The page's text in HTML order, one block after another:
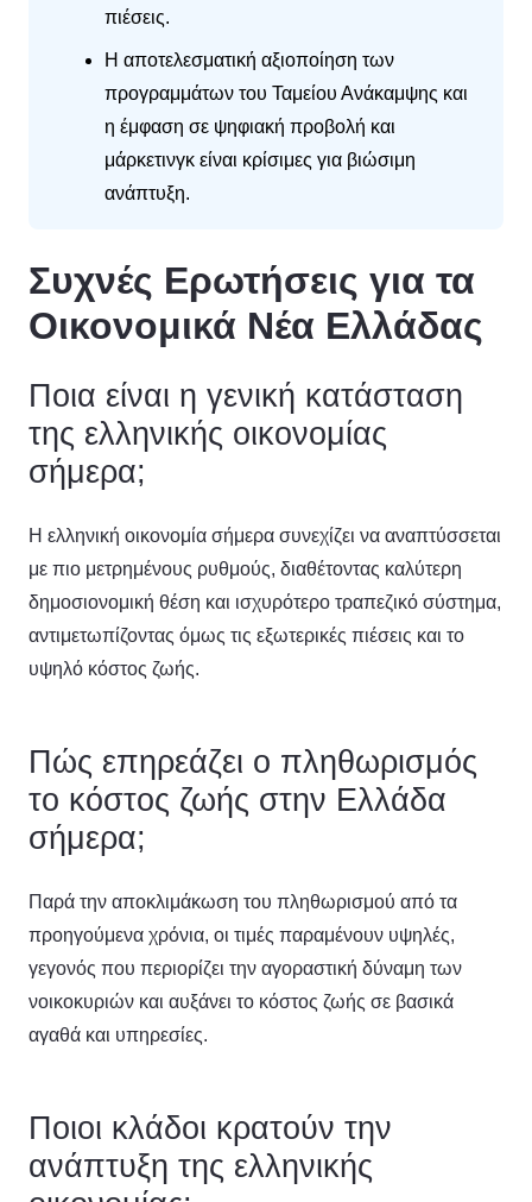
πιέσεις.
Η αποτελεσματική αξιοποίηση των
προγραμμάτων του Ταμείου Ανάκαμψης και
η έμφαση σε ψηφιακή προβολή και
μάρκετινγκ είναι κρίσιμες για βιώσιμη
ανάπτυξη.
Συχνές Ερωτήσεις για τα
Οικονομικά Νέα Ελλάδας
Ποια είναι η γενική κατάσταση
της ελληνικής οικονομίας
σήμερα;
Η ελληνική οικονομία σήμερα συνεχίζει να αναπτύσσεται
με πιο μετρημένους ρυθμούς, διαθέτοντας καλύτερη
δημοσιονομική θέση και ισχυρότερο τραπεζικό σύστημα,
αντιμετωπίζοντας όμως τις εξωτερικές πιέσεις και το
υψηλό κόστος ζωής.
Πώς επηρεάζει ο πληθωρισμός
το κόστος ζωής στην Ελλάδα
σήμερα;
Παρά την αποκλιμάκωση του πληθωρισμού από τα
προηγούμενα χρόνια, οι τιμές παραμένουν υψηλές,
γεγονός που περιορίζει την αγοραστική δύναμη των
νοικοκυριών και αυξάνει το κόστος ζωής σε βασικά
αγαθά και υπηρεσίες.
Ποιοι κλάδοι κρατούν την
ανάπτυξη της ελληνικής